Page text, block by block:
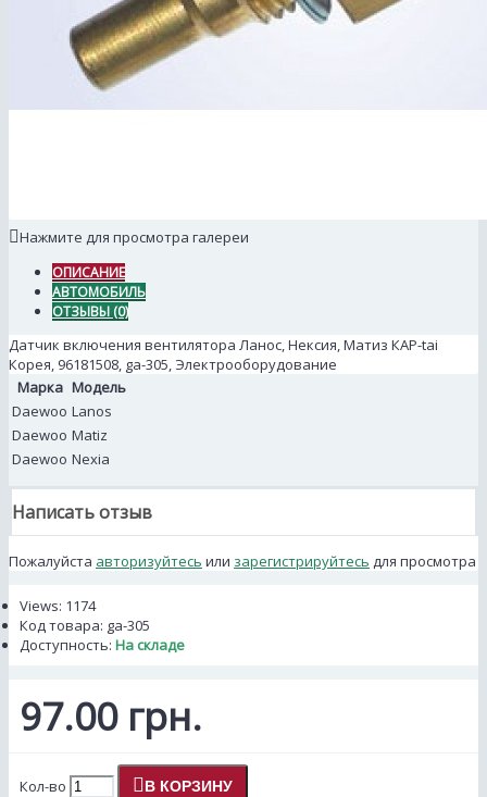
Нажмите для просмотра галереи
ОПИСАНИЕ
АВТОМОБИЛЬ
ОТЗЫВЫ (0)
Датчик включения вентилятора Ланос, Нексия, Матиз КАР-tai
Корея, 96181508, ga-305, Электрооборудование
Марка Модель
Daewoo Lanos
Daewoo Matiz
Daewoo Nexia
Написать отзыв
Пожалуйста авторизуйтесь или зарегистрируйтесь для просмотра
Views: 1174
Код товара: ga-305
Доступность: На складе
97.00 грн.
Кол-во В КОРЗИНУ